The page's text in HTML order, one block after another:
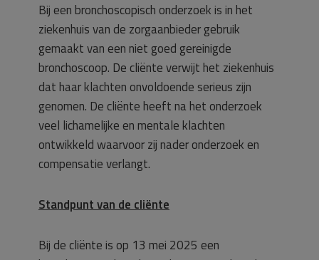
Bij een bronchoscopisch onderzoek is in het
ziekenhuis van de zorgaanbieder gebruik
gemaakt van een niet goed gereinigde
bronchoscoop. De cliënte verwijt het ziekenhuis
dat haar klachten onvoldoende serieus zijn
genomen. De cliënte heeft na het onderzoek
veel lichamelijke en mentale klachten
ontwikkeld waarvoor zij nader onderzoek en
compensatie verlangt.
Standpunt van de cliënte
Bij de cliënte is op 13 mei 2025 een